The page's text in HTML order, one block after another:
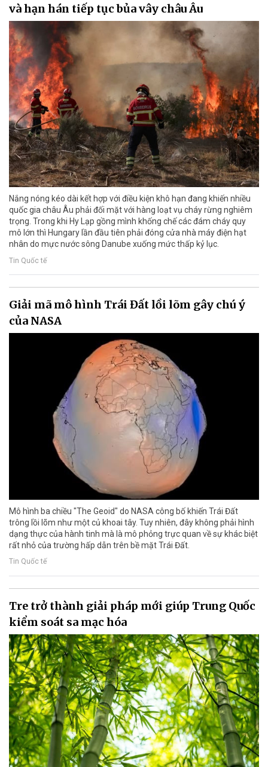
và hạn hán tiếp tục bủa vây châu Âu
Nắng nóng kéo dài kết hợp với điều kiện khô hạn đang khiến nhiều
quốc gia châu Âu phải đối mặt với hàng loạt vụ cháy rừng nghiêm
trọng. Trong khi Hy Lạp gồng mình khống chế các đám cháy quy
mô lớn thì Hungary lần đầu tiên phải đóng cửa nhà máy điện hạt
nhân do mực nước sông Danube xuống mức thấp kỷ lục.
Tin Quốc tế
Giải mã mô hình Trái Đất lồi lõm gây chú ý
của NASA
Mô hình ba chiều "The Geoid" do NASA công bố khiến Trái Đất
trông lồi lõm như một củ khoai tây. Tuy nhiên, đây không phải hình
dạng thực của hành tinh mà là mô phỏng trực quan về sự khác biệt
rất nhỏ của trường hấp dẫn trên bề mặt Trái Đất.
Tin Quốc tế
Tre trở thành giải pháp mới giúp Trung Quốc
kiểm soát sa mạc hóa